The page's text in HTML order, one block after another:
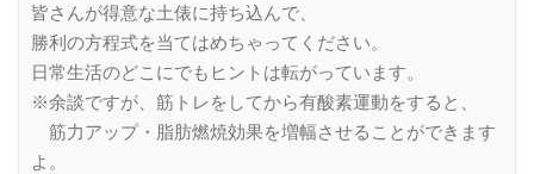
皆さんが得意な土俵に持ち込んで、
勝利の方程式を当てはめちゃってください。
日常生活のどこにでもヒントは転がっています。
※余談ですが、筋トレをしてから有酸素運動をすると、
筋力アップ・脂肪燃焼効果を増幅させることができます
よ。